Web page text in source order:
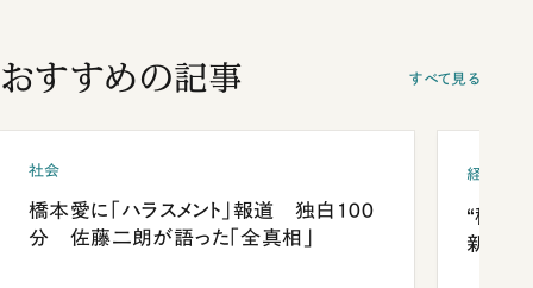
おすすめの記事 すべて見る
社会
橋本愛に「ハラスメント」報道 独白100
分 佐藤二朗が語った「全真相」
経済・ビ
“稼ぎ
新社長